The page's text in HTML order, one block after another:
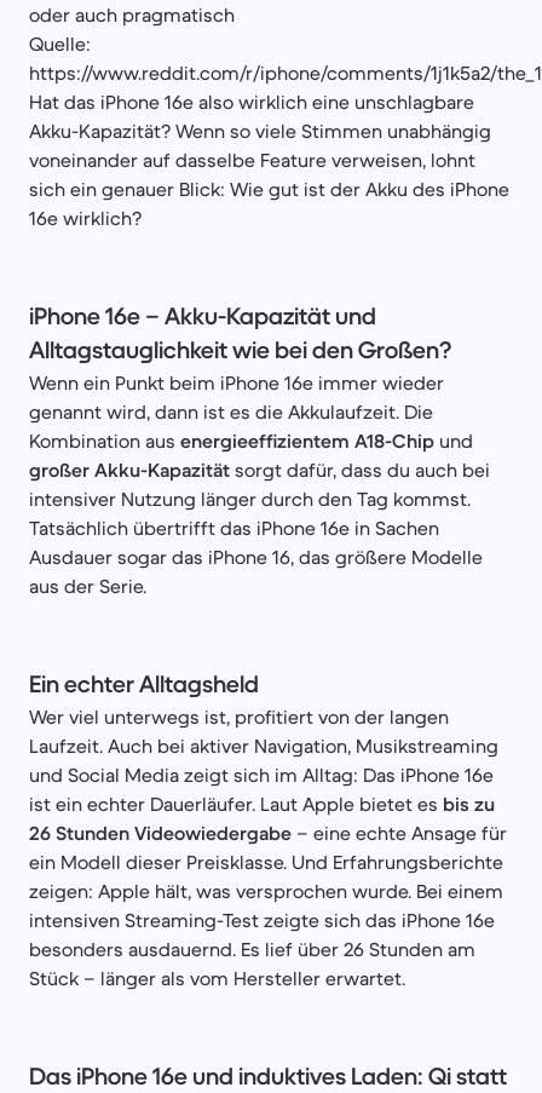
oder auch pragmatisch
Quelle:
https://www.reddit.com/r/iphone/comments/1j1k5a2/
Hat das iPhone 16e also wirklich eine unschlagbare
Akku-Kapazität? Wenn so viele Stimmen unabhängig
voneinander auf dasselbe Feature verweisen, lohnt
sich ein genauer Blick: Wie gut ist der Akku des iPhone
16e wirklich?
iPhone 16e – Akku-Kapazität und
Alltagstauglichkeit wie bei den Großen?
Wenn ein Punkt beim iPhone 16e immer wieder
genannt wird, dann ist es die Akkulaufzeit. Die
Kombination aus energieeffizientem A18-Chip und
großer Akku-Kapazität sorgt dafür, dass du auch bei
intensiver Nutzung länger durch den Tag kommst.
Tatsächlich übertrifft das iPhone 16e in Sachen
Ausdauer sogar das iPhone 16, das größere Modelle
aus der Serie.
Ein echter Alltagsheld
Wer viel unterwegs ist, profitiert von der langen
Laufzeit. Auch bei aktiver Navigation, Musikstreaming
und Social Media zeigt sich im Alltag: Das iPhone 16e
ist ein echter Dauerläufer. Laut Apple bietet es bis zu
26 Stunden Videowiedergabe – eine echte Ansage für
ein Modell dieser Preisklasse. Und Erfahrungsberichte
zeigen: Apple hält, was versprochen wurde. Bei einem
intensiven Streaming-Test zeigte sich das iPhone 16e
besonders ausdauernd. Es lief über 26 Stunden am
Stück – länger als vom Hersteller erwartet.
Das iPhone 16e und induktives Laden: Qi statt